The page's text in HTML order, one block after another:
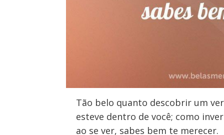
Tão belo quanto descobrir um
esteve dentro de você; como
ao se ver, sabes bem te merecer.